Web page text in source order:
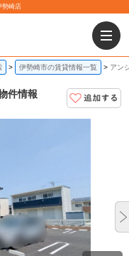
勢崎店
伊勢崎市の賃貸情報一覧 アン
件情報